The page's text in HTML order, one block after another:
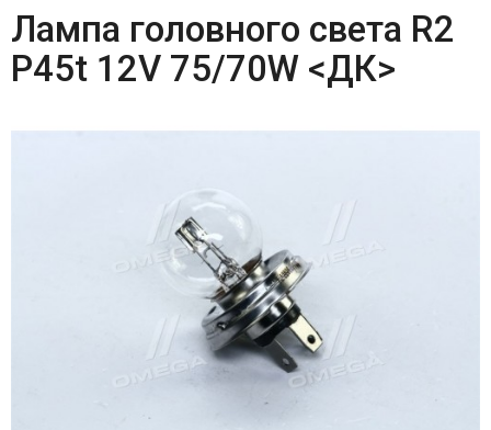
Лампа головного света R2
P45t 12V 75/70W <ДК>